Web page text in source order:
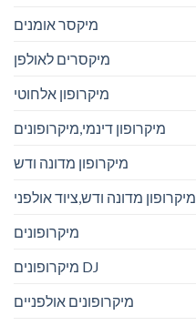
מיקסר אומנים
מיקסרים לאולפן
מיקרופון אלחוטי
מיקרופון דינמי,מיקרופונים
מיקרופון מדונה ודש
מיקרופון מדונה ודש,ציוד אולפני
מיקרופונים
מיקרופונים DJ
מיקרופונים אולפניים